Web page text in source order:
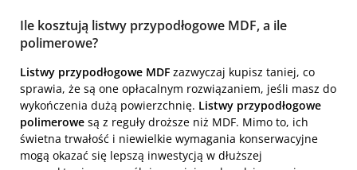
Ile kosztują listwy przypodłogowe MDF, a ile
polimerowe?
Listwy przypodłogowe MDF zazwyczaj kupisz taniej, co
sprawia, że są one opłacalnym rozwiązaniem, jeśli masz do
wykończenia dużą powierzchnię. Listwy przypodłogowe
polimerowe są z reguły droższe niż MDF. Mimo to, ich
świetna trwałość i niewielkie wymagania konserwacyjne
mogą okazać się lepszą inwestycją w dłuższej